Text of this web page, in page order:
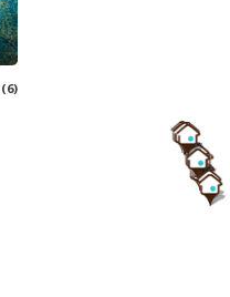
(6)